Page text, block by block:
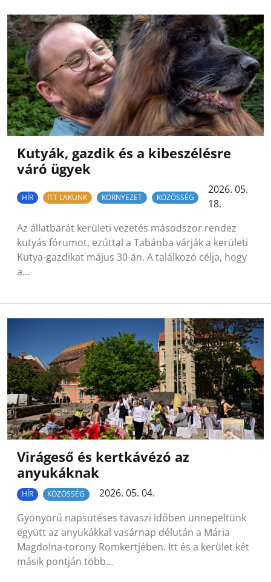
Kutyák, gazdik és a kibeszélésre
váró ügyek
HÍR ITT LAKUNK KÖRNYEZET KÖZÖSSÉG
2026. 05.
18.
Az állatbarát kerületi vezetés másodszor rendez
kutyás fórumot, ezúttal a Tabánba várják a kerületi
Kutya-gazdikat május 30-án. A találkozó célja, hogy
a…
Virágeső és kertkávézó az
anyukáknak
HÍR KÖZÖSSÉG
2026. 05. 04.
Gyönyörű napsütéses tavaszi időben ünnepeltünk
együtt az anyukákkal vasárnap délután a Mária
Magdolna-torony Romkertjében. Itt és a kerület két
másik pontján több…